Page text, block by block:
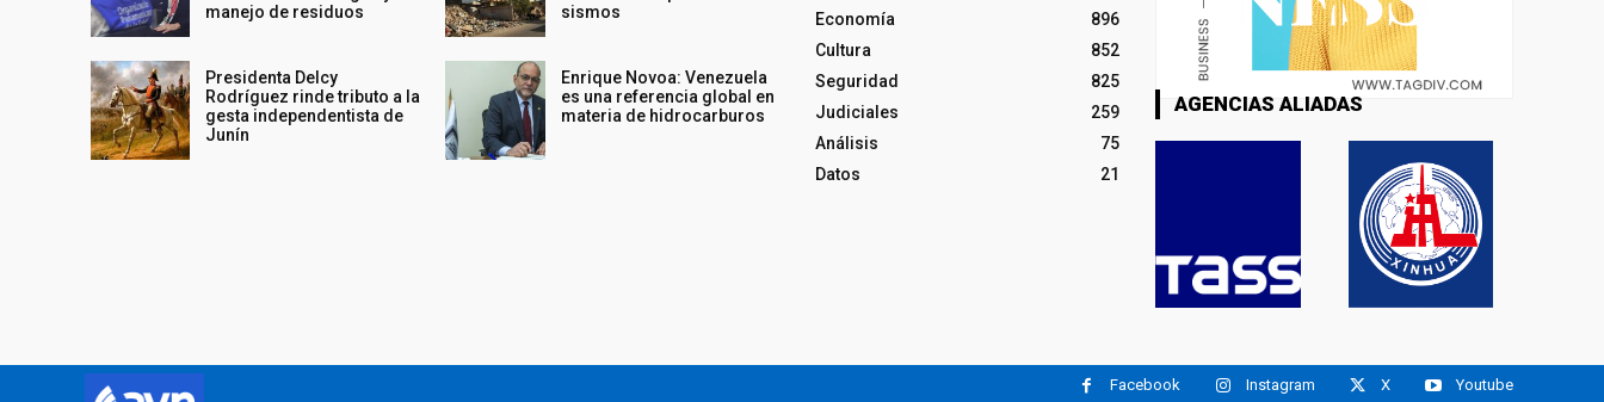
manejo de residuos
Presidenta Delcy
Rodríguez rinde tributo a la
gesta independentista de
Junín
sismos
Enrique Novoa: Venezuela
es una referencia global en
materia de hidrocarburos
Economía
896
Cultura
852
Seguridad
825
Judiciales
259
Análisis
75
Datos
21
AGENCIAS ALIADAS
Facebook Instagram X Youtube